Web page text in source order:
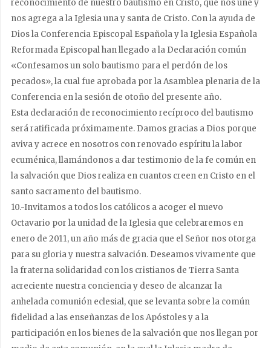
reconocimiento de nuestro bautismo en Cristo, que nos une y
nos agrega a la Iglesia una y santa de Cristo. Con la ayuda de
Dios la Conferencia Episcopal Española y la Iglesia Española
Reformada Episcopal han llegado a la Declaración común
«Confesamos un solo bautismo para el perdón de los
pecados», la cual fue aprobada por la Asamblea plenaria de la
Conferencia en la sesión de otoño del presente año.
Esta declaración de reconocimiento recíproco del bautismo
será ratificada próximamente. Damos gracias a Dios porque
aviva y acrece en nosotros con renovado espíritu la labor
ecuménica, llamándonos a dar testimonio de la fe común en
la salvación que Dios realiza en cuantos creen en Cristo en el
santo sacramento del bautismo.
10.-Invitamos a todos los católicos a acoger el nuevo
Octavario por la unidad de la Iglesia que celebraremos en
enero de 2011, un año más de gracia que el Señor nos otorga
para su gloria y nuestra salvación. Deseamos vivamente que
la fraterna solidaridad con los cristianos de Tierra Santa
acreciente nuestra conciencia y deseo de alcanzar la
anhelada comunión eclesial, que se levanta sobre la común
fidelidad a las enseñanzas de los Apóstoles y a la
participación en los bienes de la salvación que nos llegan por